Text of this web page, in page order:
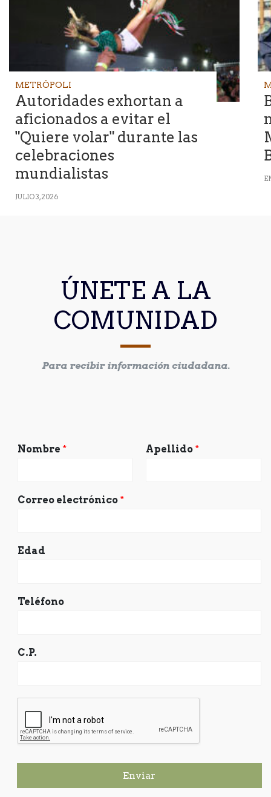
METRÓPOLI
Autoridades exhortan a
aficionados a evitar el
"Quiere volar" durante las
celebraciones
mundialistas
JULIO 3, 2026
ÚNETE A LA
COMUNIDAD
Para recibir información ciudadana.
Nombre * Apellido *
Correo electrónico *
Edad
Teléfono
C.P.
Enviar